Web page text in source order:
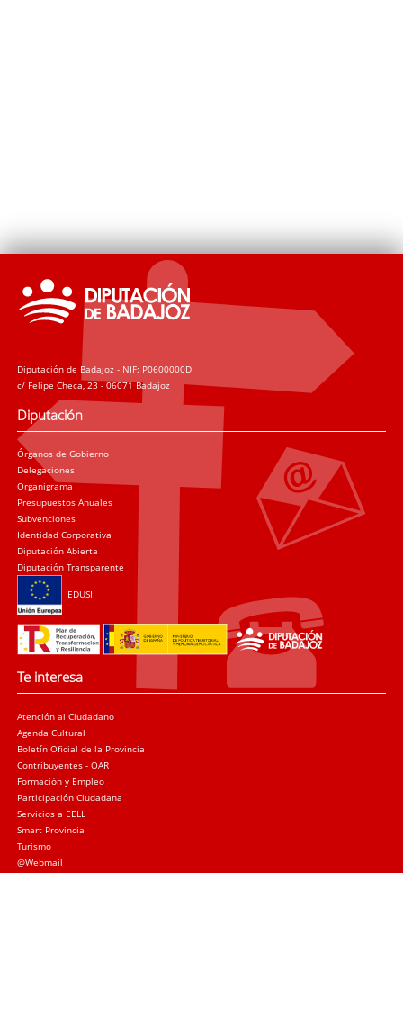
Diputación de Badajoz - NIF: P0600000D
c/ Felipe Checa, 23 - 06071 Badajoz
Diputación
Órganos de Gobierno
Delegaciones
Organigrama
Presupuestos Anuales
Subvenciones
Identidad Corporativa
Diputación Abierta
Diputación Transparente
EDUSI
Te interesa
Atención al Ciudadano
Agenda Cultural
Boletín Oficial de la Provincia
Contribuyentes - OAR
Formación y Empleo
Participación Ciudadana
Servicios a EELL
Smart Provincia
Turismo
@Webmail